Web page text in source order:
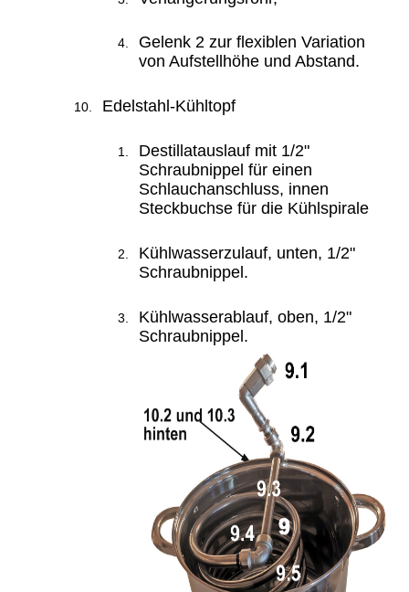
Gelenk 2 zur flexiblen Variation
von Aufstellhöhe und Abstand.
Edelstahl-Kühltopf
Destillatauslauf mit 1/2"
Schraubnippel für einen
Schlauchanschluss, innen
Steckbuchse für die Kühlspirale
Kühlwasserzulauf, unten, 1/2"
Schraubnippel.
Kühlwasserablauf, oben, 1/2"
Schraubnippel.